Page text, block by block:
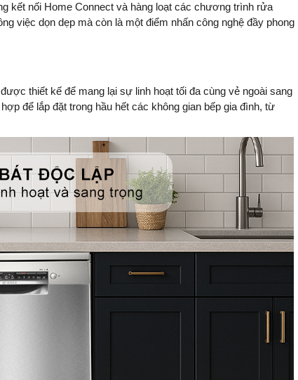
kết nối Home Connect và hàng loạt các chương trình rửa
việc dọn dẹp mà còn là một điểm nhấn công nghệ đầy phong
thiết kế để mang lại sự linh hoạt tối đa cùng vẻ ngoài sang
để lắp đặt trong hầu hết các không gian bếp gia đình, từ